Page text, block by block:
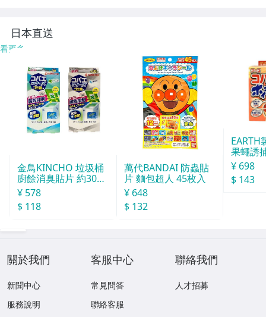
9-506
日本直送
看更多
金鳥KINCHO 垃圾桶
廚餘消臭貼片 約30天
分
¥ 578
$ 118
萬代BANDAI 防蟲貼
片 麵包超人 45枚入
¥ 648
$ 132
EARTH
果蠅誘
¥ 698
$ 143
關於我們
新聞中心
服務說明
客服中心
常見問答
聯絡客服
聯絡我們
人才招募